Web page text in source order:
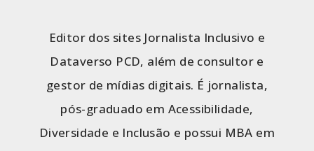
Editor dos sites Jornalista Inclusivo e
Dataverso PCD, além de consultor e
gestor de mídias digitais. É jornalista,
pós-graduado em Acessibilidade,
Diversidade e Inclusão e possui MBA em